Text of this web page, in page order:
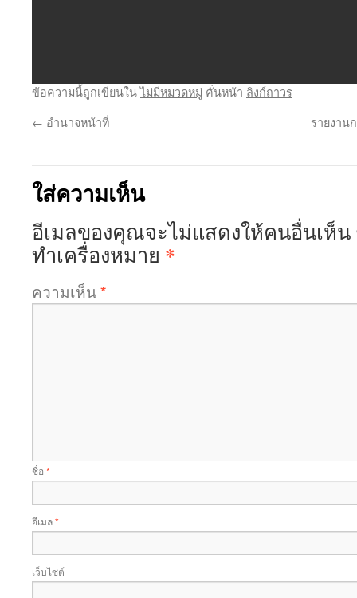
ข้อความนี้ถูกเขียนในไม่มีหมวดหมู่ คั่นหน้า ลิงก์ถาวร
← อำนาจหน้าที่ รายงาน
ใส่ความเห็น
อีเมลของคุณจะไม่แสดงให้คนอื่นเห็น
ทำเครื่องหมาย *
ความเห็น*
ชื่อ *
อีเมล*
เว็บไซต์